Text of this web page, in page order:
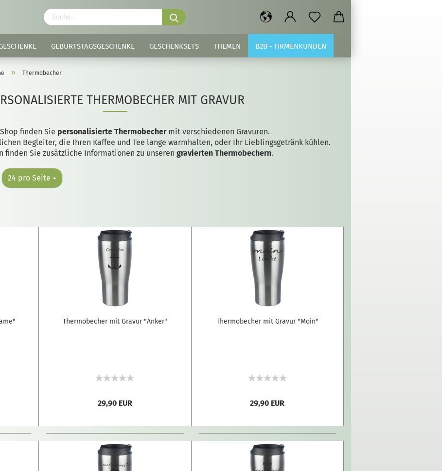
GEBURTSTAGSGESCHENKE GESCHENKSETS THEMEN B2B - FIRMENKUNDEN
» Thermobecher
THERMOBECHER MIT GRAVUR
finden Sie personalisierte Thermobechermit verschiedenen Gravuren.
Begleiter, die Ihren Kaffee und Tee lange warmhalten, oder Ihr Lieblingsgetränk kühlen.
finden Sie zusätzliche Informationen zu unseren gravierten Thermobechern.
24 pro Seite
Thermobecher mit Gravur "Anker"
29,90 EUR
Thermobecher mit Gravur "Moin"
29,90 EUR